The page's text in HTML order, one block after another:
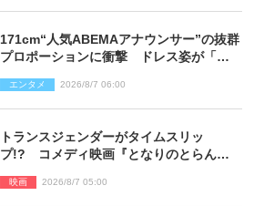
171cm“人気ABEMAアナウンサー”の抜群
プロポーションに衝撃 ドレス姿が「美
エンタメ 2026/8/7 06:00
トランスジェンダーがタイムスリッ
プ!? コメディ映画『となりのとらんす
映画 2026/8/7 05:00